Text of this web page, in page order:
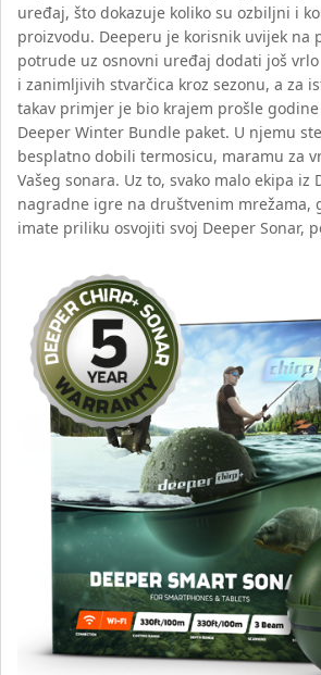
uređaj, što dokazuje koliko su ozbiljni i
proizvodu. Deeperu je korisnik uvijek na
potrude uz osnovni uređaj dodati još
i zanimljivih stvarčica kroz sezonu, a za
takav primjer je bio krajem prošle
Deeper Winter Bundle paket. U njemu
besplatno dobili termosicu, maramu za
Vašeg sonara. Uz to, svako malo ekipa iz
nagradne igre na društvenim mrežama,
imate priliku osvojiti svoj Deeper Sonar,